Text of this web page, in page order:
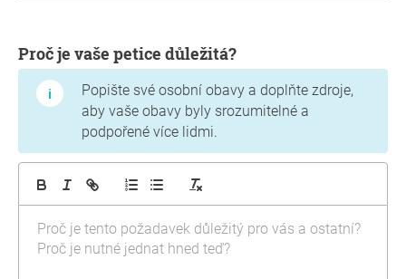
Proč je vaše petice důležitá?
Popište své osobní obavy a doplňte zdroje,
aby vaše obavy byly srozumitelné a
podpořené více lidmi.